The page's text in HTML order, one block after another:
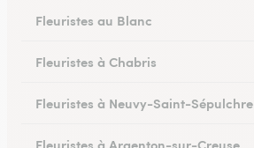
Fleuristes au Blanc
Fleuristes à Chabris
Fleuristes à Neuvy-Saint-Sépulchre
Fleuristes à Argenton-sur-Creuse